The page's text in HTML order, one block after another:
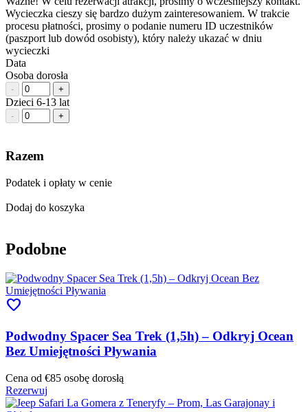
Wycieczka cieszy się bardzo dużym zainteresowaniem. W trakcie
procesu płatności, prosimy o podanie numeru ID uczestników
(paszport lub dowód osobisty), który należy ukazać w dniu
wycieczki
Data
Osoba dorosła
- +
Dzieci 6-13 lat
- +
Razem
Podatek i opłaty w cenie
Dodaj do koszyka
Podobne
favorite
Podwodny Spacer Sea Trek (1,5h) – Odkryj Ocean
Bez Umiejętności Pływania
Cena od €85 osobę dorosłą
Rezerwuj